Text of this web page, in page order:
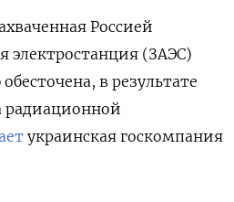
Россией
электростанция (ЗАЭС)
в результате
радиационной
украинская госкомпания